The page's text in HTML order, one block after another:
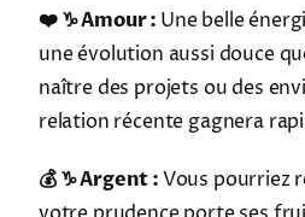
❤️ ♑ Amour : Une belle
une évolution aussi douce
naître des projets ou des
relation récente gagnera
💰 ♑ Argent :Vous pourriez